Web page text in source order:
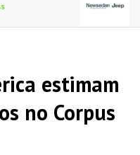
estimam
no Corpus